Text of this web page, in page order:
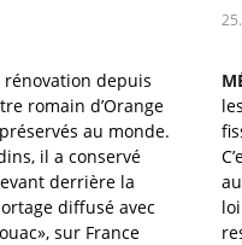
rénovation depuis
romain d’Orange
au monde.
il a conservé
derrière la
diffusé avec
sur France